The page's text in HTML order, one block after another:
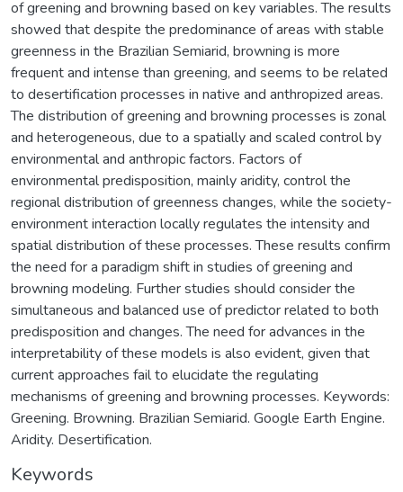
of greening and browning based on key variables. The results
showed that despite the predominance of areas with stable
greenness in the Brazilian Semiarid, browning is more
frequent and intense than greening, and seems to be related
to desertification processes in native and anthropized areas.
The distribution of greening and browning processes is zonal
and heterogeneous, due to a spatially and scaled control by
environmental and anthropic factors. Factors of
environmental predisposition, mainly aridity, control the
regional distribution of greenness changes, while the society-
environment interaction locally regulates the intensity and
spatial distribution of these processes. These results confirm
the need for a paradigm shift in studies of greening and
browning modeling. Further studies should consider the
simultaneous and balanced use of predictor related to both
predisposition and changes. The need for advances in the
interpretability of these models is also evident, given that
current approaches fail to elucidate the regulating
mechanisms of greening and browning processes. Keywords:
Greening. Browning. Brazilian Semiarid. Google Earth Engine.
Aridity. Desertification.
Keywords